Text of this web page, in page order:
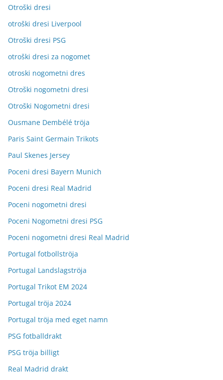
Otroški dresi
otroški dresi Liverpool
Otroški dresi PSG
otroški dresi za nogomet
otroski nogometni dres
Otroški nogometni dresi
Otroški Nogometni dresi
Ousmane Dembélé tröja
Paris Saint Germain Trikots
Paul Skenes Jersey
Poceni dresi Bayern Munich
Poceni dresi Real Madrid
Poceni nogometni dresi
Poceni Nogometni dresi PSG
Poceni nogometni dresi Real Madrid
Portugal fotbollströja
Portugal Landslagströja
Portugal Trikot EM 2024
Portugal tröja 2024
Portugal tröja med eget namn
PSG fotballdrakt
PSG tröja billigt
Real Madrid drakt